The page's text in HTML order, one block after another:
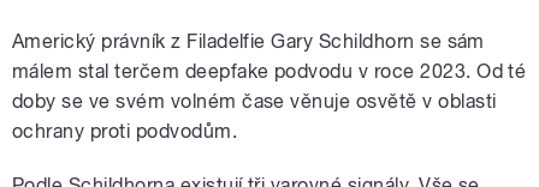
Americký právník z Filadelfie Gary Schildhorn se sám
málem stal terčem deepfake podvodu v roce 2023. Od té
doby se ve svém volném čase věnuje osvětě v oblasti
ochrany proti podvodům.